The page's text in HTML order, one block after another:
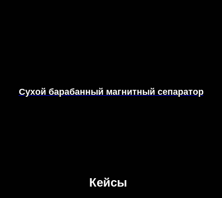
Сухой барабанный магнитный сепаратор
Кейсы